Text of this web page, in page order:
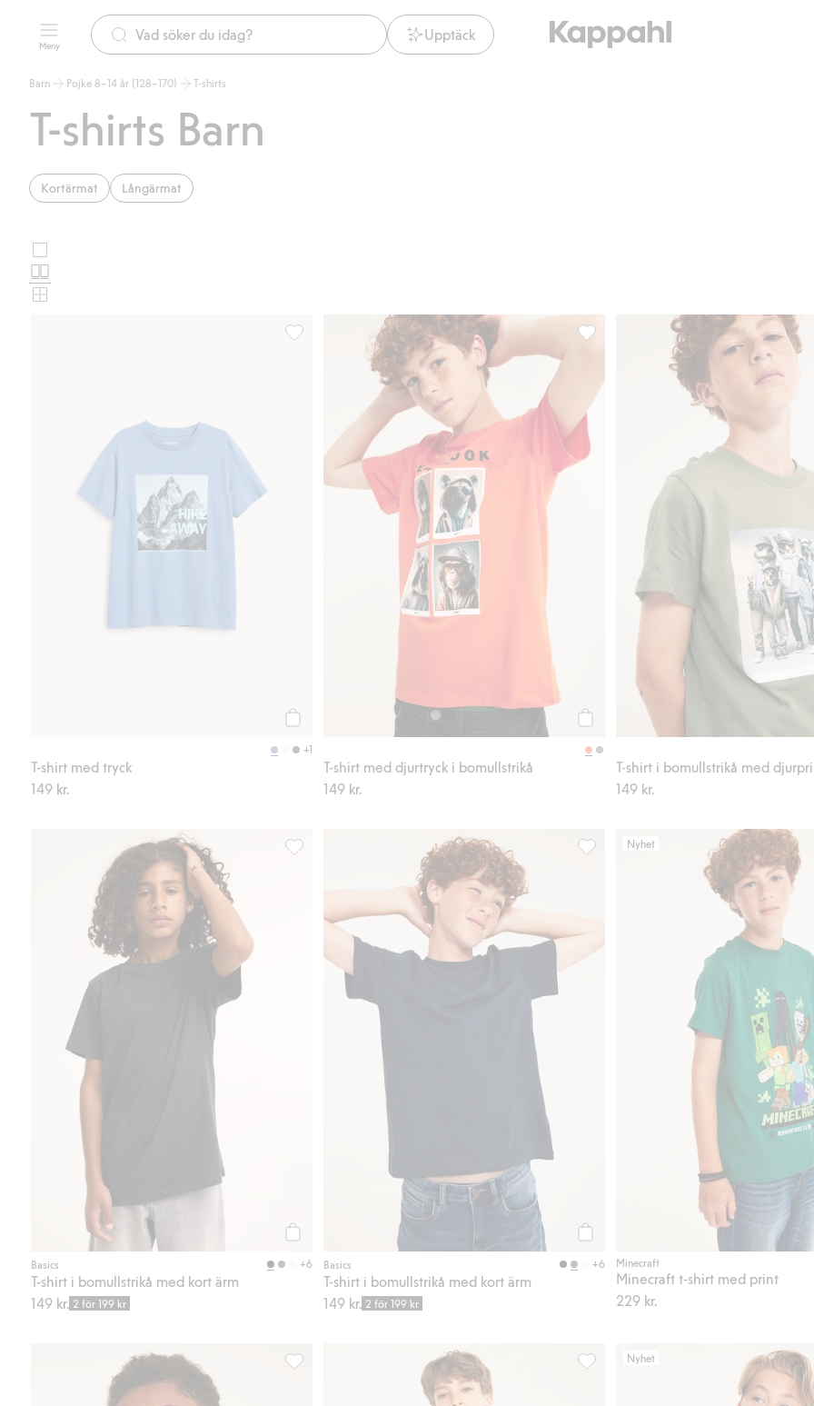
Meny
Upptäck
Barn Pojke 8–14 år (128–170) T-shirts
T-shirts Barn
Kortärmat Långärmat
Välj
produktkortslayout
+1
T-shirt med tryck
149 kr.
T-shirt med tryck, Lägg till i favoriter
T-shirt med djurtryck i bomullstrikå
149 kr.
T-shirt med djurtryck i bomullstrikå,
T-shirt i bomullstrikå med
149 kr.
Basics +6
T-shirt i bomullstrikå med kort ärm
149 kr. 2 för 199 kr
T-shirt i bomullstrikå med kort ärm, Lägg till i favoriter
Basics +6
T-shirt i bomullstrikå med kort ärm
149 kr. 2 för 199 kr
T-shirt i bomullstrikå med kort ärm,
Nyhet
Minecraft
Minecraft t-shirt med print
229 kr.
T-shirt i bomullstrikå med kort ärm, Lägg till i favoriterOversize t-shirt med print, Lägg till i
Nyhet